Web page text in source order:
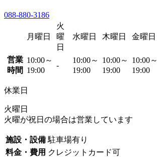
088-880-3186
月曜日
火
曜
日
水曜日 木曜日 金曜日
営業
時間
10:00～
19:00
-
10:00～
19:00
10:00～
19:00
10:00～
19:00
休業日
火曜日
火曜が祝日の場合は営業しています
施設・設備 駐車場有り
料金・費用 クレジットカード可